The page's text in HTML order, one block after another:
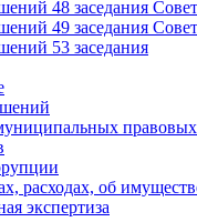
48 заседания
49 заседания
53 заседания
правовых
расходах, об
экспертиза